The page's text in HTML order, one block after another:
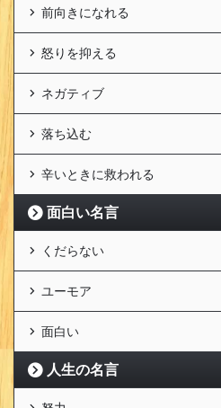
前向きになれる
怒りを抑える
ネガティブ
落ち込む
辛いときに救われる
面白い名言
くだらない
ユーモア
面白い
人生の名言